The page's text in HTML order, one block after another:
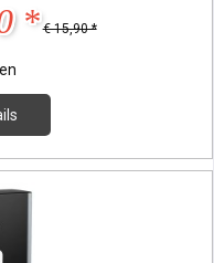
* € 15,90 *